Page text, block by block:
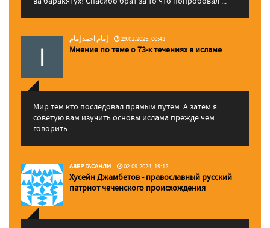
إمام احمد إمام 29.01.2025, 00:43
Мнение по теме о 73-х течениях в исламе
Мир тем кто последовал прямым путем. А затем я
советую вам изучить основы ислама прежде чем
говорить...
АЗЕР ГАСАНЛИ 02.09.2024, 19:12
Хусейн Джамбетов - православный русский
патриот чеченского происхождения